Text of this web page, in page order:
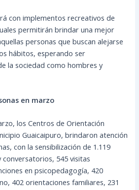
con implementos recreativos de
permitirán brindar una mejor
personas que buscan alejarse
hábitos, esperando ser
la sociedad como hombres y
en marzo
los Centros de Orientación
Guaicaipuro, brindaron atención
con la sensibilización de 1.119
545 visitas
en psicopedagogía, 420
402 orientaciones familiares, 231